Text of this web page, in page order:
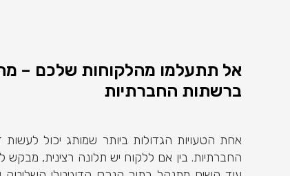
אל תתעלמו מהלקוחות שלכם –
ברשתות החברתיות
אחת הטעויות הגדולות ביותר שמותג יכול
החברתיות. בין אם ללקוח יש תלונה רצינית,